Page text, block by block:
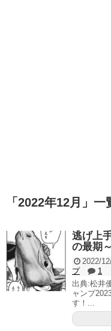
「 2022年12月 」 一
逃げ上
の最期～
2022/
プ
1
出典:松井
ャンプ
す！...